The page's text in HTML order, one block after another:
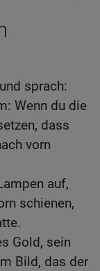
sprach:
Wenn du die
dass
vorn
auf,
schienen,
Gold, sein
Bild, das der